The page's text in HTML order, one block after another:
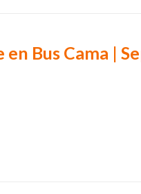
en Bus Cama |